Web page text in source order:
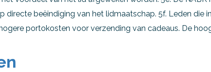
beëindiging van het lidmaatschap. 5f. Leden die
portokosten voor verzending van cadeaus. De